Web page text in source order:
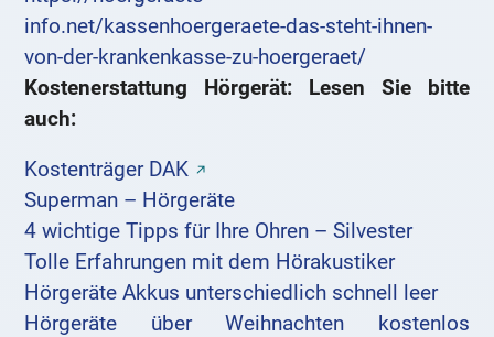
info.net/kassenhoergeraete-das-steht-ihnen-
von-der-krankenkasse-zu-hoergeraet/
Kostenerstattung Hörgerät: Lesen Sie bitte
auch:
Kostenträger DAK
Superman – Hörgeräte
4 wichtige Tipps für Ihre Ohren – Silvester
Tolle Erfahrungen mit dem Hörakustiker
Hörgeräte Akkus unterschiedlich schnell leer
Hörgeräte über Weihnachten kostenlos